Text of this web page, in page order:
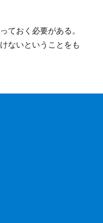
ておく必要がある。
ないということをも